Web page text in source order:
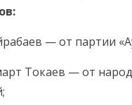
— от партии
Токаев — от